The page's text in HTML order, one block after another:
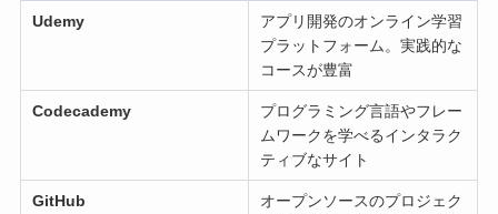
Udemy
アプリ開発のオンライン学習
プラットフォーム。実践的な
コースが豊富
Codecademy
プログラミング言語やフレー
ムワークを学べるインタラク
ティブなサイト
GitHub
オープンソースのプロジェク